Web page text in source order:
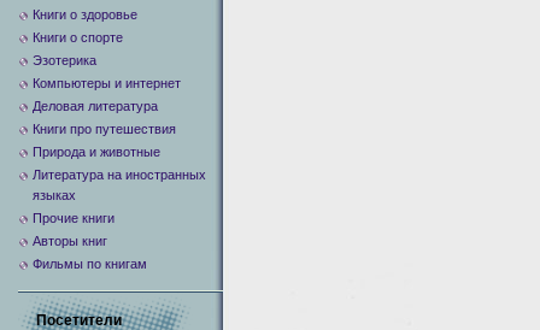
Книги о здоровье
Книги о спорте
Эзотерика
Компьютеры и интернет
Деловая литература
Книги про путешествия
Природа и животные
Литература на иностранных
языках
Прочие книги
Авторы книг
Фильмы по книгам
Посетители